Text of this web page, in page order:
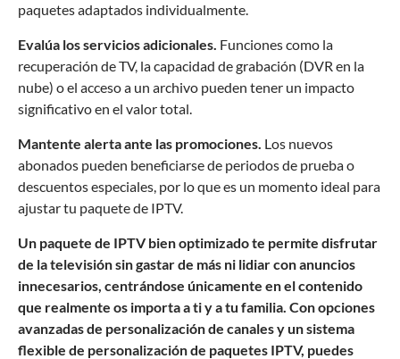
paquetes adaptados individualmente.
Evalúa los servicios adicionales. Funciones como la
recuperación de TV, la capacidad de grabación (DVR en la
nube) o el acceso a un archivo pueden tener un impacto
significativo en el valor total.
Mantente alerta ante las promociones. Los nuevos
abonados pueden beneficiarse de periodos de prueba o
descuentos especiales, por lo que es un momento ideal para
ajustar tu paquete de IPTV.
Un paquete de IPTV bien optimizado te permite disfrutar
de la televisión sin gastar de más ni lidiar con anuncios
innecesarios, centrándose únicamente en el contenido
que realmente os importa a ti y a tu familia. Con opciones
avanzadas de personalización de canales y un sistema
flexible de personalización de paquetes IPTV, puedes